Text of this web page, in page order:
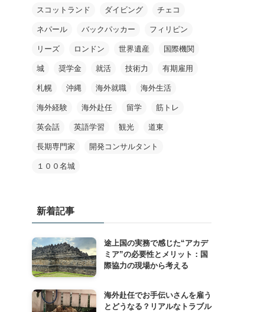
スコットランド ダイビング チェコ
ネパール バックパッカー フィリピン
リーズ ロンドン 世界遺産 国際機関
城 奨学金 就活 技術力 有期雇用
札幌 沖縄 海外就職 海外生活
海外経験 海外赴任 留学 筋トレ
英会話 英語学習 観光 道東
長期専門家 開発コンサルタント
１００名城
新着記事
途上国の実務で感じた“アカデ
ミア”の必要性とメリット：国
際協力の現場から考える
海外赴任でお手伝いさんを雇う
とどうなる？リアルなトラブル